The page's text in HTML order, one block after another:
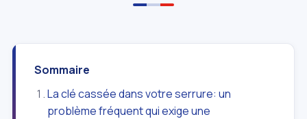
Sommaire
La clé cassée dans votre serrure: un
problème fréquent qui exige une